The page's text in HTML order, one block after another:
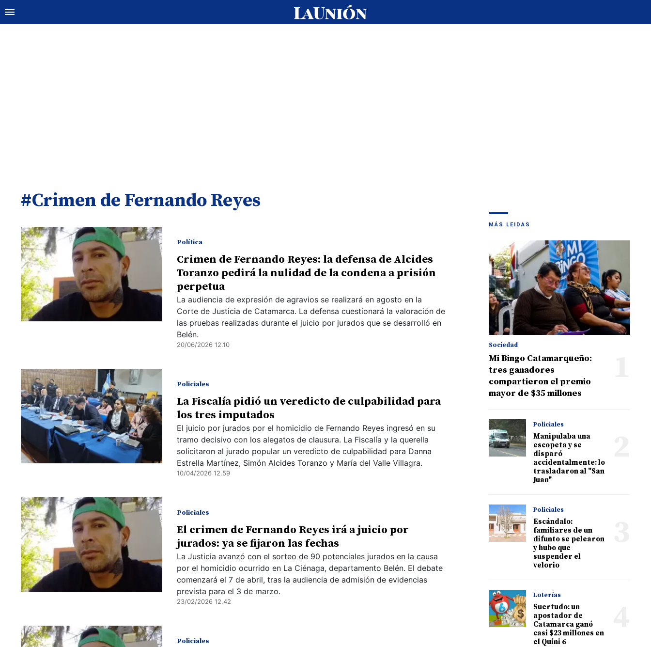
#Crimen de Fernando Reyes
Política
Crimen de Fernando Reyes: la defensa de Alcides
Toranzo pedirá la nulidad de la condena a prisión
perpetua
La audiencia de expresión de agravios se realizará en agosto en la
Corte de Justicia de Catamarca. La defensa cuestionará la valoración de
las pruebas realizadas durante el juicio por jurados que se desarrolló en
Belén.
20/06/2026 12.10
Policiales
La Fiscalía pidió un veredicto de culpabilidad para
los tres imputados
El juicio por jurados por el homicidio de Fernando Reyes ingresó en su
tramo decisivo con los alegatos de clausura. La Fiscalía y la querella
solicitaron al jurado popular un veredicto de culpabilidad para Danna
Estrella Martínez, Simón Alcides Toranzo y María del Valle Villagra.
10/04/2026 12.59
Policiales
El crimen de Fernando Reyes irá a juicio por
jurados: ya se fijaron las fechas
La Justicia avanzó con el sorteo de 90 potenciales jurados en la causa
por el homicidio ocurrido en La Ciénaga, departamento Belén. El debate
comenzará el 7 de abril, tras la audiencia de admisión de evidencias
prevista para el 3 de marzo.
23/02/2026 12.42
Policiales
MÁS LEIDAS
Sociedad
Mi Bingo Catamarqueño:
tres ganadores
compartieron el premio
mayor de $35 millones
Policiales
Manipulaba una
escopeta y se
disparó
accidentalmente: lo
trasladaron al "San
Juan"
Policiales
Escándalo:
familiares de un
difunto se pelearon
y hubo que
suspender el
velorio
Loterías
Suertudo: un
apostador de
Catamarca ganó
casi $23 millones en
el Quini 6